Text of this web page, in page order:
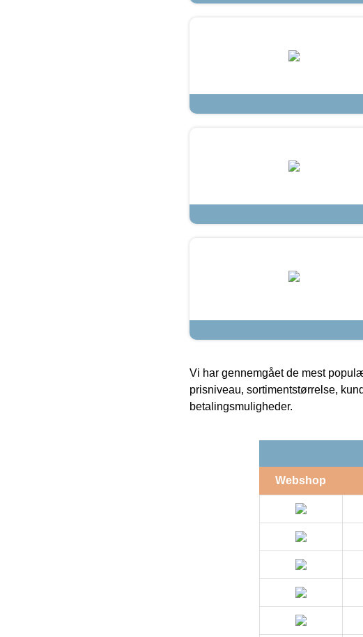
Vi har gennemgået de mest
prisniveau, sortimentstørrelse,
betalingsmuligheder.
Webshop